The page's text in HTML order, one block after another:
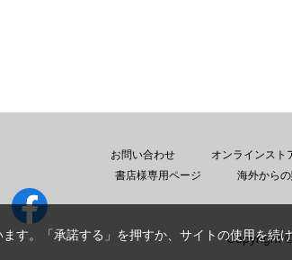
お問い合わせ
オンラインスト
書店様専用ページ
海外から
Copyright
す。「承諾する」を押すか、サイトの使用を続